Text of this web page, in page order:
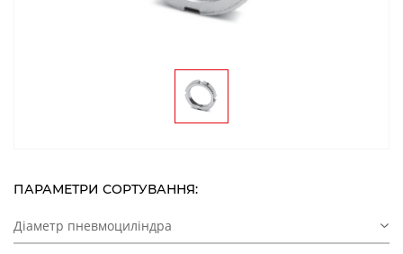
ПАРАМЕТРИ СОРТУВАННЯ:
Діаметр пневмоциліндра